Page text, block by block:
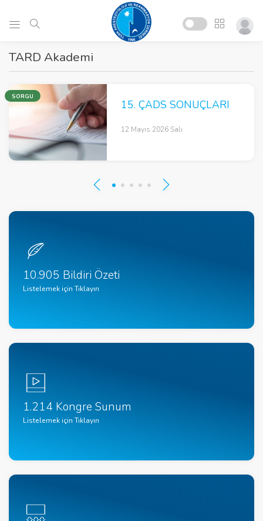
TARD Akademi
SORGU
15. ÇADS SONUÇLARI
12 Mayıs 2026 Salı
10.905 Bildiri Özeti
Listelemek için Tıklayın
1.214 Kongre Sunum
Listelemek için Tıklayın